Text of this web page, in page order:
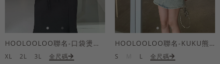
HOOLOOLOO聯名-口袋燙金KUKU熊短袖上衣
XL 2L 3L 全尺碼
HOOLOOLOO聯名-KUKU熊蝴蝶結短袖上衣
S L 全尺碼